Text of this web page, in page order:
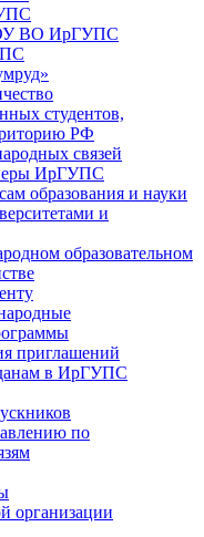
ВО ИрГУПС
студентов,
РФ
связей
ИрГУПС
образования и науки
и
образовательном
приглашений
в ИрГУПС
по
организации